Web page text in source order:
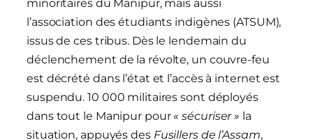
minoritaires du Manipur, mais aussi
l’association des étudiants indigènes (ATSUM),
issus de ces tribus. Dès le lendemain du
déclenchement de la révolte, un couvre-feu
est décrété dans l’état et l’accès à internet est
suspendu. 10 000 militaires sont déployés
dans tout le Manipur pour « sécuriser » la
situation, appuyés des Fusillers de l’Assam,